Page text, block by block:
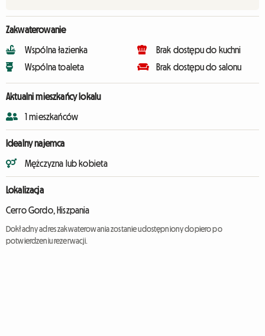
Zakwaterowanie
Wspólna łazienka
Wspólna toaleta
Brak dostępu do kuchni
Brak dostępu do salonu
Aktualni mieszkańcy lokalu
1 mieszkańców
Idealny najemca
Mężczyzna lub kobieta
Lokalizacja
Cerro Gordo, Hiszpania
Dokładny adres zakwaterowania zostanie udostępniony dopiero po
potwierdzeniu rezerwacji.